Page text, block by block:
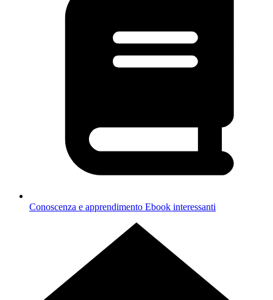
Conoscenza e apprendimento Ebook interessanti